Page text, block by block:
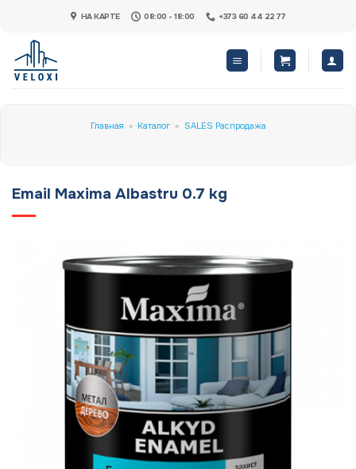
content
НА КАРТЕ 08:00 - 18:00 +373 60 44 22 77
Главная » Каталог » SALES Распродажа
Email Maxima Albastru 0.7 kg